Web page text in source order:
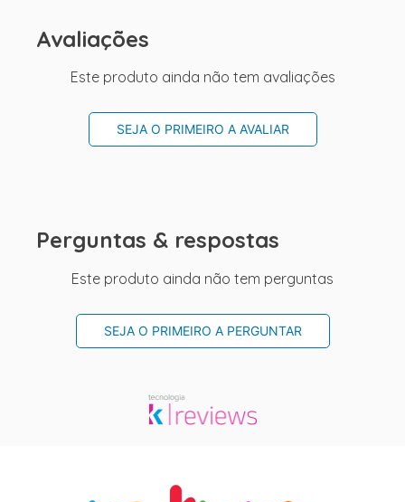
Avaliações
Este produto ainda não tem avaliações
SEJA O PRIMEIRO A AVALIAR
Perguntas & respostas
Este produto ainda não tem perguntas
SEJA O PRIMEIRO A PERGUNTAR